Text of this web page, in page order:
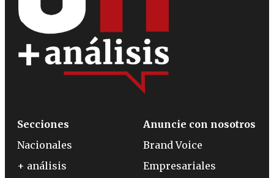
Secciones
Nacionales
+ análisis
Anuncie con nosotros
Brand Voice
Empresariales